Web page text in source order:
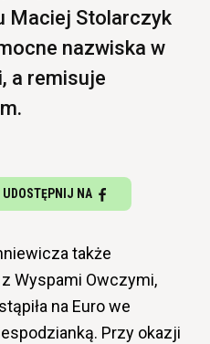
Maciej Stolarczyk
nazwiska w
a remisuje
UDOSTĘPNIJ NA
także
Wyspami Owczymi,
na Euro we
Przy okazji